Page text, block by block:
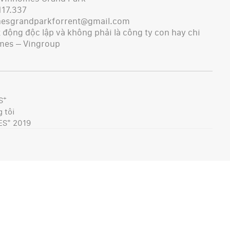
độc lập và không phải là công ty con hay chi
– Vingroup
+
tôi
+ 2019